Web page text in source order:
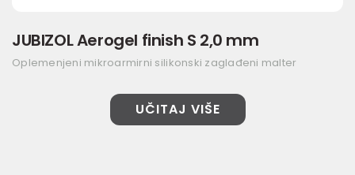
JUBIZOL Aerogel finish S 2,0 mm
Oplemenjeni mikroarmirni silikonski zaglađeni malter
UČITAJ VIŠE